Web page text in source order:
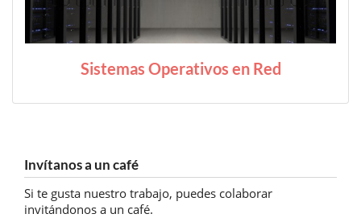
Sistemas Operativos en Red
Invítanos a un café
Si te gusta nuestro trabajo, puedes colaborar
invitándonos a un café.